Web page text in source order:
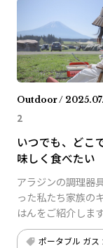
Outdoor /
2
いつでも、どこ
味しく食べたい
アラジンの調理器
った私たち家族の
はんをご紹介します
ポータブル ガス